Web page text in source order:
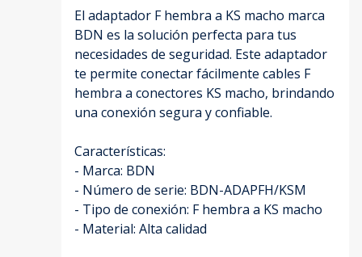
El adaptador F hembra a KS macho marca
BDN es la solución perfecta para tus
necesidades de seguridad. Este adaptador
te permite conectar fácilmente cables F
hembra a conectores KS macho, brindando
una conexión segura y confiable.
Características:
- Marca: BDN
- Número de serie: BDN-ADAPFH/KSM
- Tipo de conexión: F hembra a KS macho
- Material: Alta calidad